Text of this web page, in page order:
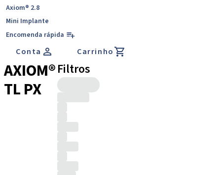
Axiom® 2.8
Mini Implante
Encomenda rápida
Conta Carrinho
AXIOM®
TL PX
Filtros